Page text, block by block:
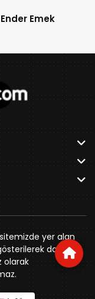
Emek
Apt. Kat:3 D:7
sitemizde yer alan
dahi
olarak